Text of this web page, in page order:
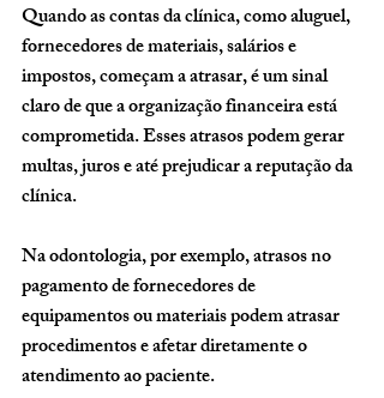
Quando as contas da clínica, como aluguel,
fornecedores de materiais, salários e
impostos, começam a atrasar, é um sinal
claro de que a organização financeira está
comprometida. Esses atrasos podem gerar
multas, juros e até prejudicar a reputação da
clínica.
Na odontologia, por exemplo, atrasos no
pagamento de fornecedores de
equipamentos ou materiais podem atrasar
procedimentos e afetar diretamente o
atendimento ao paciente.